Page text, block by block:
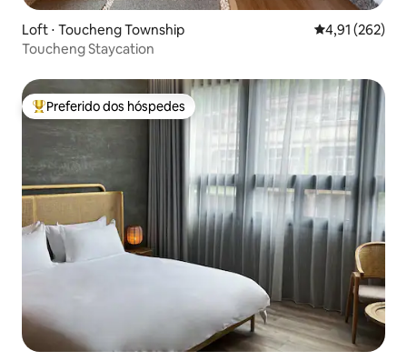
Loft ⋅ Toucheng Township 4,91 de uma
4,91 (262)
Toucheng Staycation
Entre os melhores preferidos dos hóspedes
Preferido dos hóspedes